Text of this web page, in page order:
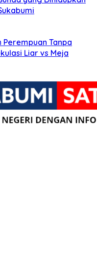
Tanpa
Liar vs Meja